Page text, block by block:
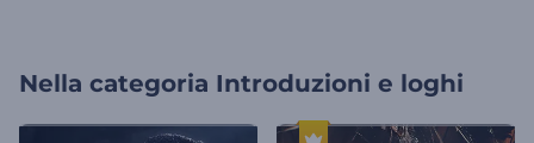
Nella categoria Introduzioni e loghi